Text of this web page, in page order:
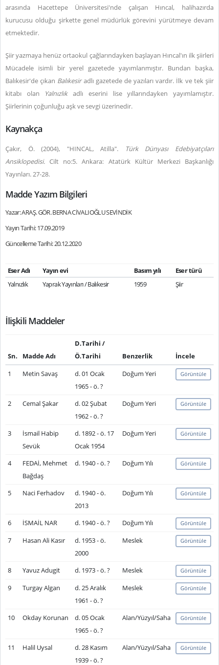
arasında Hacettepe Üniversitesi'nde çalışan Hıncal, halihazırda
kurucusu olduğu şirkette genel müdürlük görevini yürütmeye devam
etmektedir.
Şiir yazmaya henüz ortaokul çağlarındayken başlayan Hıncal'ın ilk şiirleri
Mücadele isimli bir yerel gazetede yayımlanmıştır. Bundan başka,
Balıkesir'de çıkan Balıkesiradlı gazetede de yazıları vardır. İlk ve tek şiir
kitabı olan Yalnızlıkadlı eserini lise yıllarındayken yayımlamıştır.
Şiirlerinin çoğunluğu aşk ve sevgi üzerinedir.
Kaynakça
Çakır, Ö. (2004), "HINCAL, Atilla".
Türk Dünyası Edebiyatçıları
Ansiklopedisi. Cilt no:5. Ankara: Atatürk Kültür Merkezi Başkanlığı
Yayınları. 27-28.
Madde Yazım Bilgileri
Yazar: ARAŞ. GÖR. BERNA CİVALIOĞLU SEVİNDİK
Yayın Tarihi: 17.09.2019
Güncelleme Tarihi: 20.12.2020
Eser Adı Yayın evi Basım yılı
Eser türü
Yalnızlık
Yaprak Yayınları / Balıkesir 1959 Şiir
İlişkili Maddeler
Sn. Madde Adı
D.Tarihi /
Ö.Tarihi
Benzerlik
İncele
1
Metin Savaş
d. 01 Ocak
1965 - ö. ?
Doğum Yeri Görüntüle
2 Cemal Şakar
d. 02 Şubat
1962 - ö. ?
Doğum Yeri Görüntüle
3
İsmail Habip
Sevük
d. 1892 - ö. 17
Ocak 1954
Doğum Yeri Görüntüle
4
FEDAİ, Mehmet
Bağdaş
d. 1940 - ö. ? Doğum Yılı Görüntüle
5 Naci Ferhadov
d. 1940 - ö.
2013
Doğum Yılı Görüntüle
6 İSMAİL NAR d. 1940 - ö. ? Doğum Yılı Görüntüle
7 Hasan Ali Kasır
d. 1953 - ö.
2000
Meslek Görüntüle
8 Yavuz Adugit d. 1973 - ö. ? Meslek Görüntüle
9 Turgay Algan
d. 25 Aralık
1961 - ö. ?
Meslek Görüntüle
10 Okday Korunan
d. 05 Ocak
1965 - ö. ?
Alan/Yüzyıl/Saha Görüntüle
11 Halil Uysal
d. 28 Kasım
1939 - ö. ?
Alan/Yüzyıl/Saha Görüntüle